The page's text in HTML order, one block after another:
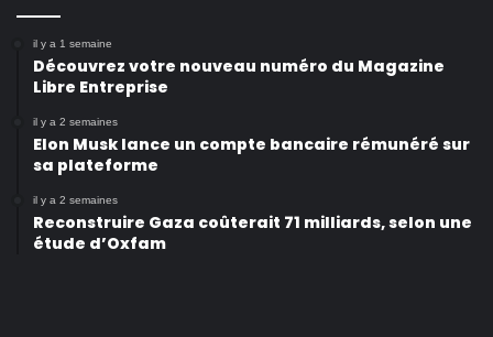
il y a 1 semaine
Découvrez votre nouveau numéro du Magazine
Libre Entreprise
il y a 2 semaines
Elon Musk lance un compte bancaire rémunéré sur
sa plateforme
il y a 2 semaines
Reconstruire Gaza coûterait 71 milliards, selon une
étude d’Oxfam